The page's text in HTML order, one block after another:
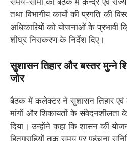
तथा विभागीय कार्यों की प्रगति की
अधिकारियों को योजनाओं के प्रभावी
शीघ्र निराकरण के निर्देश दिए।
सुशासन तिहार और बस्तर मुन्ने
जोर
बैठक में कलेक्टर ने सुशासन तिहार एवं
मांगों और शिकायतों के संवेदनशीलता
दिया। उन्होंने कहा कि शासन की
हितग्राहियों तक समय पर पहुंचना